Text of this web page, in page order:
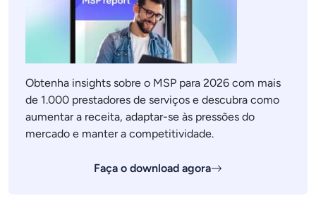
Obtenha insights sobre o MSP para 2026 com mais
de 1.000 prestadores de serviços e descubra como
aumentar a receita, adaptar-se às pressões do
mercado e manter a competitividade.
Faça o download agora